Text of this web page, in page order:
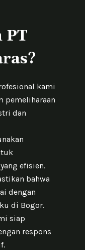
PT
kami
pemeliharaan
dan
efisien.
bahwa
dengan
di Bogor.
siap
respons